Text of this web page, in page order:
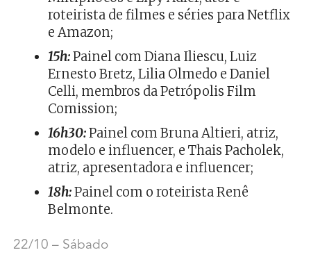
roteirista de filmes e séries para Netflix
e Amazon;
15h:Painel com Diana Iliescu, Luiz
Ernesto Bretz, Lilia Olmedo e Daniel
Celli, membros da Petrópolis Film
Comission;
16h30:Painel com Bruna Altieri, atriz,
modelo e influencer, e Thais Pacholek,
atriz, apresentadora e influencer;
18h:Painel com o roteirista Renê
Belmonte.
22/10 – Sábado